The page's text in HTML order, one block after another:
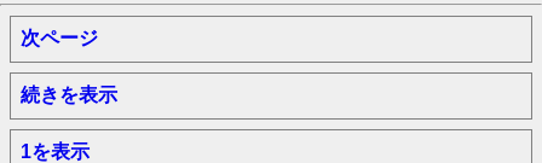
次ページ
続きを表示
1を表示